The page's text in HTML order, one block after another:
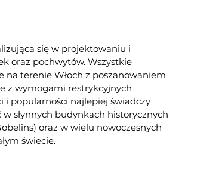
się w projektowaniu i
oraz pochwytów. Wszystkie
na terenie Włoch z poszanowaniem
z wymogami restrykcyjnych
i popularności najlepiej świadczy
słynnych budynkach historycznych
oraz w wielu nowoczesnych
świecie.